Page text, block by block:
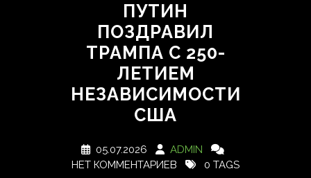
ПУТИН
ПОЗДРАВИЛ
ТРАМПА С 250-
ЛЕТИЕМ
НЕЗАВИСИМОСТИ
США
05.07.2026
ADMIN
НЕТ КОММЕНТАРИЕВ
0 TAGS